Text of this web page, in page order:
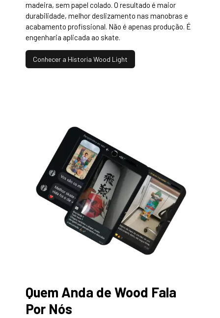
madeira, sem papel colado. O resultado é maior
durabilidade, melhor deslizamento nas manobras e
acabamento profissional. Não é apenas produção. É
engenharia aplicada ao skate.
Conhecer a Historia Wood Light
Quem Anda de Wood Fala
Por Nós